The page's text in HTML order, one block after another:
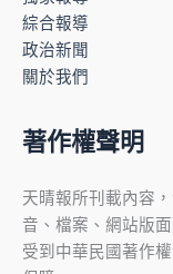
綜合報導
政治新聞
關於我們
著作權聲明
天晴報所刊載內容
音、檔案、網站版
受到中華民國著作